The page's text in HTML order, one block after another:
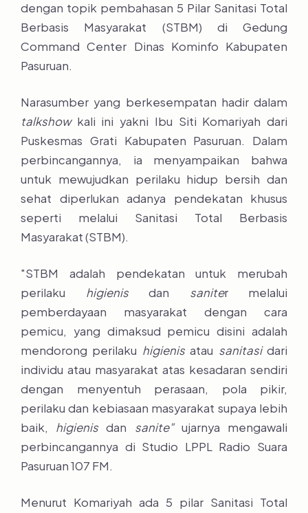
dengan topik pembahasan 5 Pilar Sanitasi Total
Berbasis Masyarakat (STBM) di Gedung
Command Center Dinas Kominfo Kabupaten
Pasuruan.
Narasumber yang berkesempatan hadir dalam
talkshowkali ini yakni Ibu Siti Komariyah dari
Puskesmas Grati Kabupaten Pasuruan. Dalam
perbincangannya, ia menyampaikan bahwa
untuk mewujudkan perilaku hidup bersih dan
sehat diperlukan adanya pendekatan khusus
seperti melalui Sanitasi Total Berbasis
Masyarakat (STBM).
"STBM adalah pendekatan untuk merubah
perilaku higienisdan saniter melalui
pemberdayaan masyarakat dengan cara
pemicu, yang dimaksud pemicu disini adalah
mendorong perilaku higienisatau sanitasidari
individu atau masyarakat atas kesadaran sendiri
dengan menyentuh perasaan, pola pikir,
perilaku dan kebiasaan masyarakat supaya lebih
baik, higienisdan sanite"ujarnya mengawali
perbincangannya di Studio LPPL Radio Suara
Pasuruan 107 FM.
Menurut Komariyah ada 5 pilar Sanitasi Total